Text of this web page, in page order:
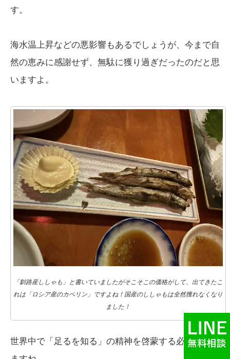
す。
海水温上昇などの悪影響もあるでしょうが、今まで自
然の恵みに感謝せず、無駄に獲り過ぎだったのだと思
いますよ。
「釧路産ししゃも」と書いていましたがそこそこの価格がして、出てきたこ
れは「ロシア産のカペリン」ですよね！国産のししゃもは全然獲れなくなり
ました！
世界中で「足るを知る」の精神を啓蒙する必要があり